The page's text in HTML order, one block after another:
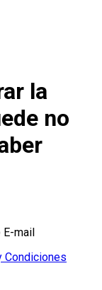
la
no
E-mail
Condiciones